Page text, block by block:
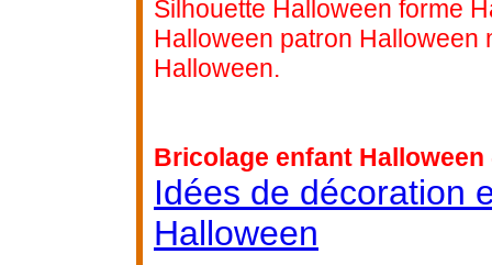
Silhouette Halloween forme
Halloween patron Halloween
Halloween.
Bricolage enfant
Idées de décoration
Halloween